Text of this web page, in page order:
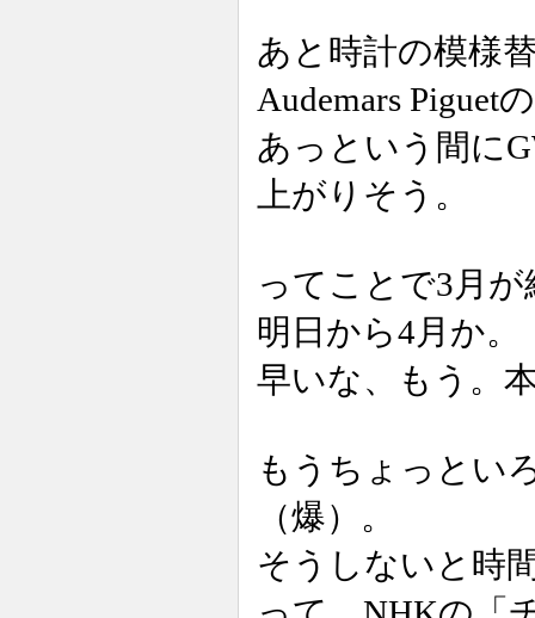
あと時計の模様
Audemars Piguet
あっという間に
上がりそう。
ってことで3月
明日から4月か。
早いな、もう。
もうちょっとい
（爆）。
そうしないと時